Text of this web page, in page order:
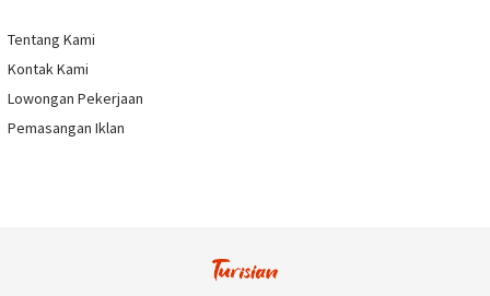
Tentang Kami
Kontak Kami
Lowongan Pekerjaan
Pemasangan Iklan